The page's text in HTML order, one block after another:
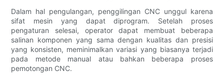
Dalam hal pengulangan, penggilingan CNC unggul karena
sifat mesin yang dapat diprogram. Setelah proses
pengaturan selesai, operator dapat membuat beberapa
salinan komponen yang sama dengan kualitas dan presisi
yang konsisten, meminimalkan variasi yang biasanya terjadi
pada metode manual atau bahkan beberapa proses
pemotongan CNC.